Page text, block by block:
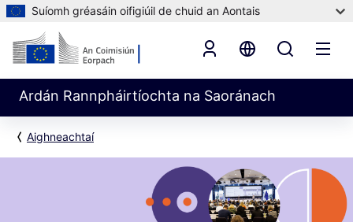
Suíomh gréasáin oifigiúil de chuid an Aontais
Ardán Rannpháirtíochta na Saoránach
Aighneachtaí